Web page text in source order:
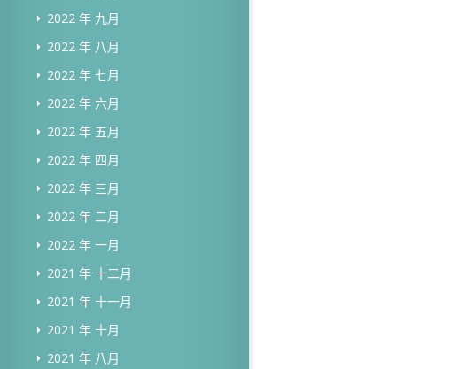
2022 年 九月
2022 年 八月
2022 年 七月
2022 年 六月
2022 年 五月
2022 年 四月
2022 年 三月
2022 年 二月
2022 年 一月
2021 年 十二月
2021 年 十一月
2021 年 十月
2021 年 八月